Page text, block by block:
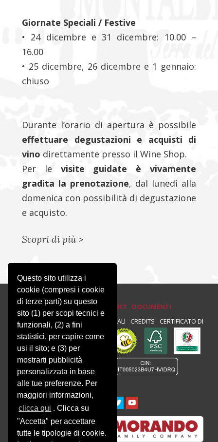
Questo sito utilizza i
cookie (compresi i cookie
di terze parti) su questo
sito (1) per scopi tecnici e
funzionali, (2) a fini
statistici, per capire come
usi il sito; e (3) per
mostrarti pubblicità
personalizzata in base
alle tue preferenze. Per
maggiori informazioni,
clicca qui . Clicca su
"Accetta" per accettare
tutte le tipologie di cookie.
Giornate Speciali / Festive
• 24 dicembre e 31 dicembre: 10.00 –
16.00
• 25 dicembre, 26 dicembre e 1 gennaio:
chiuso
Durante l’orario di apertura è possibile
effettuare degustazioni e acquisti di
vino direttamente presso il Wine Shop.
Per le visite guidate è vivamente
gradita la prenotazione, dal lunedì alla
domenica con possibilità di degustazione
e acquisto.
Scopri di più >
PRIVACY E COOKIE POLICY
DOCUMENTI
PRIVACY NEWSLETTER NOTE LEGALI CREDITS CERTIFICATO DI
CONFORMITÀ :